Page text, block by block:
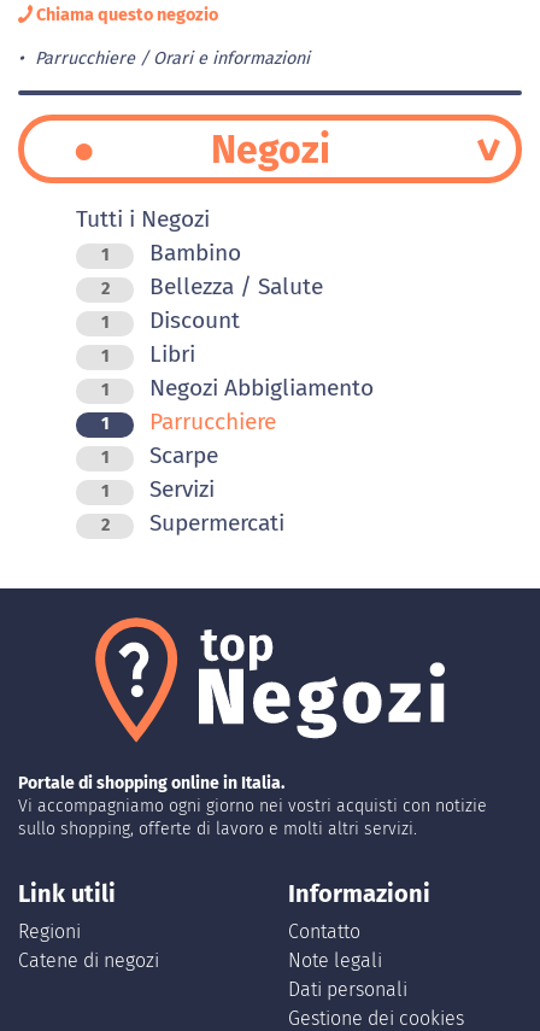
Chiama questo negozio
Parrucchiere Orari e informazioni
Negozi
Tutti i Negozi
1 Bambino
2 Bellezza / Salute
1 Discount
1 Libri
1 Negozi Abbigliamento
1 Parrucchiere
1 Scarpe
1 Servizi
2 Supermercati
Portale di shopping online in Italia.
Vi accompagniamo ogni giorno nei vostri acquisti con notizie
sullo shopping, offerte di lavoro e molti altri servizi.
Link utili
Regioni
Catene di negozi
Informazioni
Contatto
Note legali
Dati personali
Gestione dei cookies